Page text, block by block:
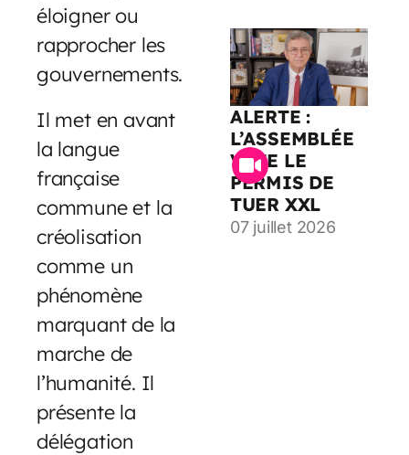
éloigner ou
rapprocher les
gouvernements.
Il met en avant
la langue
française
commune et la
créolisation
comme un
phénomène
marquant de la
marche de
l’humanité. Il
présente la
délégation
ALERTE :
L’ASSEMBLÉE
VOTE LE
PERMIS DE
TUER XXL
07 juillet 2026